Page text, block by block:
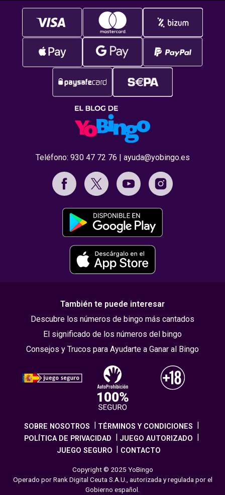
Teléfono: 930 47 72 76 | ayuda@yobingo.es
También te puede interesar
Descubre los números de bingo más cantados
El significado de los números del bingo
Consejos y Trucos para Ayudarte a Ganar al Bingo
SOBRE NOSOTROS
TÉRMINOS Y CONDICIONES
POLÍTICA DE PRIVACIDAD
JUEGO AUTORIZADO
JUEGO SEGURO
CONTACTO
Copyright © 2025 YoBingo
Operado por Rank Digital Ceuta S.A.U., autorizada y regulada por el
Gobierno español.